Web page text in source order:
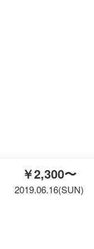
￥2,300〜
2019.06.16(SUN)